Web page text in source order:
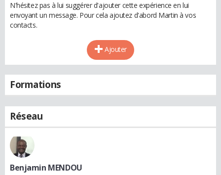
N'hésitez pas à lui suggérer d'ajouter cette expérience en lui
envoyant un message. Pour cela ajoutez d'abord Martin à vos
contacts.
Ajouter
Formations
Réseau
Benjamin MENDOU